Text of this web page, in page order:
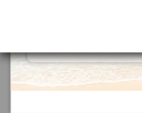
¿Qué sucede si recibo
A medida de lo posible
pero dependerá si hay
existencias se abonará el
¿Con cuánto tiempo
Pascua?